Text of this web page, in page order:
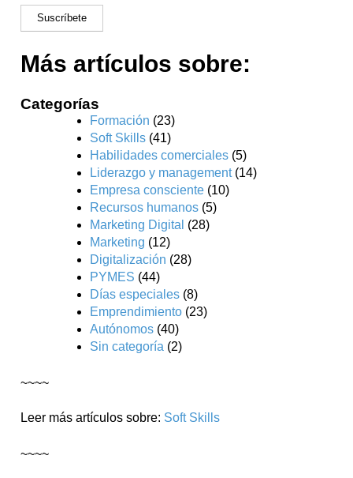
Más artículos sobre:
Categorías
Formación (23)
Soft Skills (41)
Habilidades comerciales (5)
Liderazgo y management(14)
Empresa consciente (10)
Recursos humanos (5)
Marketing Digital (28)
Marketing (12)
Digitalización (28)
PYMES (44)
Días especiales (8)
Emprendimiento (23)
Autónomos (40)
Sin categoría (2)
~~~~
Leer más artículos sobre: Soft Skills
~~~~